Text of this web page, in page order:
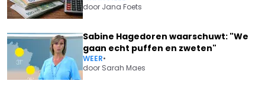
door Jana Foets
Sabine Hagedoren waarschuwt: "We
gaan echt puffen en zweten"
WEER•
door Sarah Maes